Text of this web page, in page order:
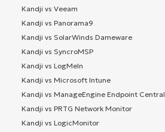
Kandji vs Veeam
Kandji vs Panorama9
Kandji vs SolarWinds Dameware
Kandji vs SyncroMSP
Kandji vs LogMeIn
Kandji vs Microsoft Intune
Kandji vs ManageEngine Endpoint Central
Kandji vs PRTG Network Monitor
Kandji vs LogicMonitor